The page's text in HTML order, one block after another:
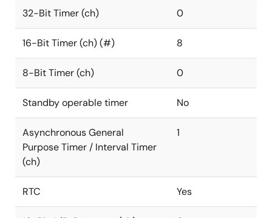
32-Bit Timer (ch) 0
16-Bit Timer (ch) (#) 8
8-Bit Timer (ch) 0
Standby operable timer No
Asynchronous General
Purpose Timer / Interval Timer
(ch)
1
RTC Yes